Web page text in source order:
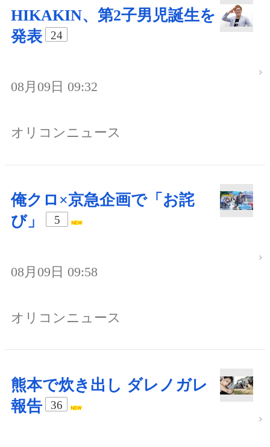
HIKAKIN、第2子男児誕生を
発表
24
08月09日 09:32
オリコンニュース
俺クロ×京急企画で「お詫
び」
5
08月09日 09:58
オリコンニュース
熊本で炊き出し ダレノガレ
報告
36